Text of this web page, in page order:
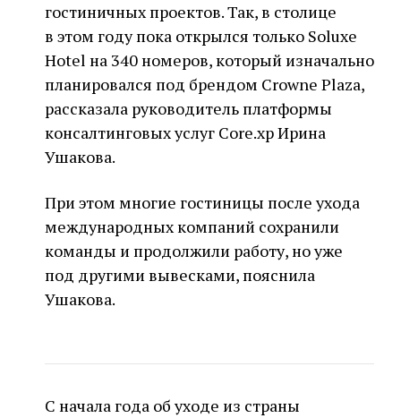
гостиничных проектов. Так, в столице
в этом году пока открылся только Soluxe
Hotel на 340 номеров, который изначально
планировался под брендом Crowne Plaza,
рассказала руководитель платформы
консалтинговых услуг Core.xp Ирина
Ушакова.
При этом многие гостиницы после ухода
международных компаний сохранили
команды и продолжили работу, но уже
под другими вывесками, пояснила
Ушакова.
С начала года об уходе из страны